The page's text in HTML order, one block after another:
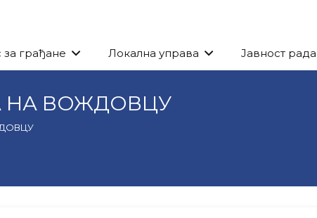
грађане Локална управа Јавност рада
НА ВОЖДОВЦУ